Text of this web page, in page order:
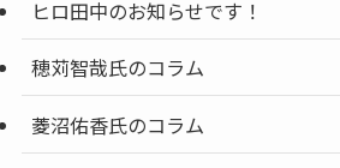
ヒロ田中のお知らせです！
穂苅智哉氏のコラム
菱沼佑香氏のコラム